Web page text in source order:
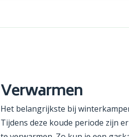
Verwarmen
Het belangrijkste bij
Tijdens deze koude periode zijn